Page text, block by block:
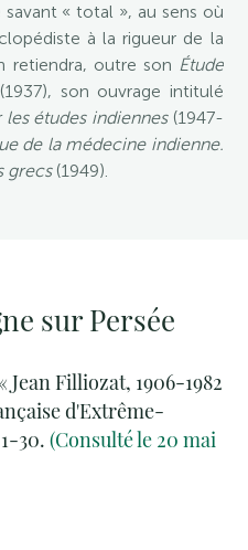
« total », au sens où
à la rigueur de la
retiendra, outre son Étude
son ouvrage intitulé
études indiennes (1947-
de la médecine indienne.
grecs(1949).
sur Persée
Filliozat, 1906-1982
d'Extrême-
1-30.(Consulté le 20 mai